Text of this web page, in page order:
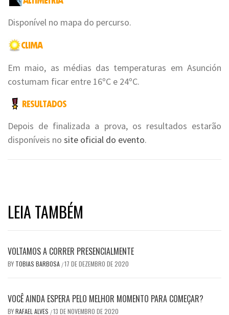
Disponível no mapa do percurso.
Em maio, as médias das temperaturas em Asunción
costumam ficar entre 16ºC e 24ºC.
Depois de finalizada a prova, os resultados estarão
disponíveis no site oficial do evento.
LEIA TAMBÉM
VOLTAMOS A CORRER PRESENCIALMENTE
BY TOBIAS BARBOSA /17 DE DEZEMBRO DE 2020
VOCÊ AINDA ESPERA PELO MELHOR MOMENTO PARA COMEÇAR?
BYRAFAEL ALVES /13 DE NOVEMBRO DE 2020